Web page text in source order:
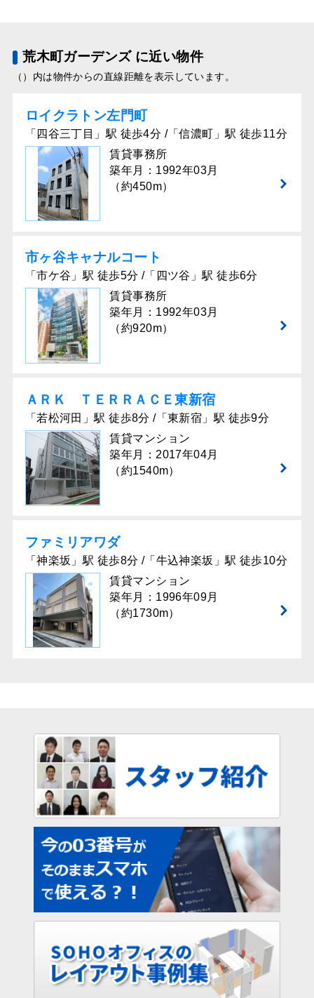
荒木町ガーデンズ に近い物件
（）内は物件からの直線距離を表示しています。
ロイクラトン左門町
「四谷三丁目」駅 徒歩4分 /「信濃町」駅 徒歩11分
賃貸事務所
築年月：1992年03月
（約450m）
市ヶ谷キャナルコート
「市ケ谷」駅 徒歩5分 /「四ツ谷」駅 徒歩6分
賃貸事務所
築年月：1992年03月
（約920m）
ＡＲＫ ＴＥＲＲＡＣＥ東新宿
「若松河田」駅 徒歩8分 /「東新宿」駅 徒歩9分
賃貸マンション
築年月：2017年04月
（約1540m）
ファミリアワダ
「神楽坂」駅 徒歩8分 /「牛込神楽坂」駅 徒歩10分
賃貸マンション
築年月：1996年09月
（約1730m）